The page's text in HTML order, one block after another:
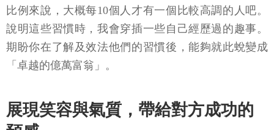
比例來說，大概每10個人才有一個比較高調的人吧。
說明這些習慣時，我會穿插一些自己經歷過的趣事。
期盼你在了解及效法他們的習慣後，能夠就此蛻變成
「卓越的億萬富翁」。
展現笑容與氣質，帶給對方成功的